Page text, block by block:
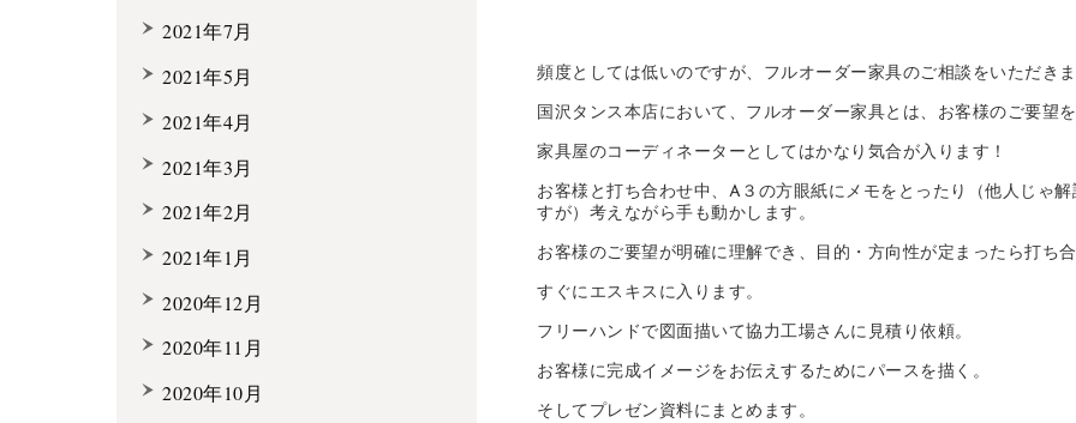
頻度としては低いのですが、フルオーダー家具のご相談をいただき
国沢タンス本店において、フルオーダー家具とは、お客様のご要望
家具屋のコーディネーターとしてはかなり気合が入ります！
お客様と打ち合わせ中、A３の方眼紙にメモをとったり（他人じゃ
すが）考えながら手も動かします。
お客様のご要望が明確に理解でき、目的・方向性が定まったら打ち
すぐにエスキスに入ります。
フリーハンドで図面描いて協力工場さんに見積り依頼。
お客様に完成イメージをお伝えするためにパースを描く。
そしてプレゼン資料にまとめます。
2021年7月
2021年5月
2021年4月
2021年3月
2021年2月
2021年1月
2020年12月
2020年11月
2020年10月